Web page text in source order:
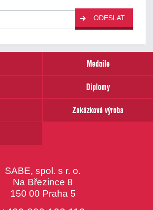
ODESLAT
Medaile
Diplomy
Zakázková výroba
SABE, spol. s r. o.
Na Březince 8
150 00 Praha 5